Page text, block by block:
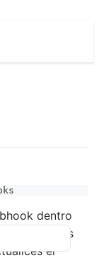
dentro
con flujos
el